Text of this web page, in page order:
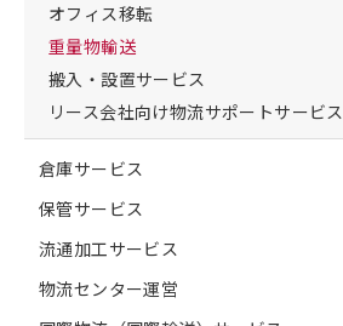
オフィス移転
重量物輸送
搬入・設置サービス
リース会社向け物流サポートサービス
倉庫サービス
保管サービス
流通加工サービス
物流センター運営